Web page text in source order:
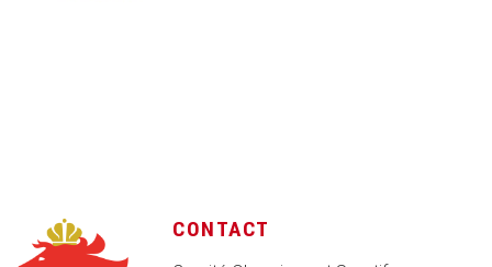
CONTACT